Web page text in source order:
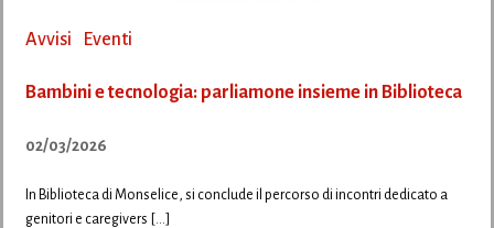
Avvisi Eventi
Bambini e tecnologia: parliamone insieme in Biblioteca
02/03/2026
In Biblioteca di Monselice, si conclude il percorso di incontri dedicato a
genitori e caregivers […]